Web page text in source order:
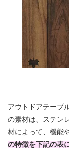
アウトドアテーブ
の素材は、ステン
材によって、機能
の特徴を下記の表